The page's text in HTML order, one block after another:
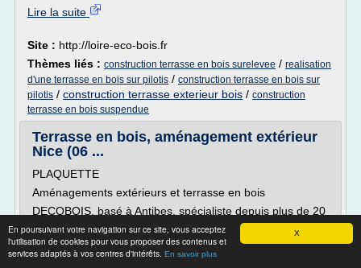
X
En poursuivant votre navigation sur ce site, vous acceptez
l'utilisation de cookies pour vous proposer des contenus et
services adaptés à vos centres d'intérêts. En savoir plus
Lire la suite
Site : http://loire-eco-bois.fr
Thèmes liés : construction terrasse en bois surelevee / realisation
d'une terrasse en bois sur pilotis / construction terrasse en bois sur
pilotis / construction terrasse exterieur bois / construction
terrasse en bois suspendue
Terrasse en bois, aménagement extérieur
Nice (06 ...
PLAQUETTE
Aménagements extérieurs et terrasse en bois
DECOBOIS, basé à Antibes, spécialiste depuis plus de 20
ans de la terrasse en bois , intervient principalement dans
les départements 06, 83, 13. Notamment sur Antibes,
Nice, Cannes, Mougins, Vence, Sainte Maxime, Saint